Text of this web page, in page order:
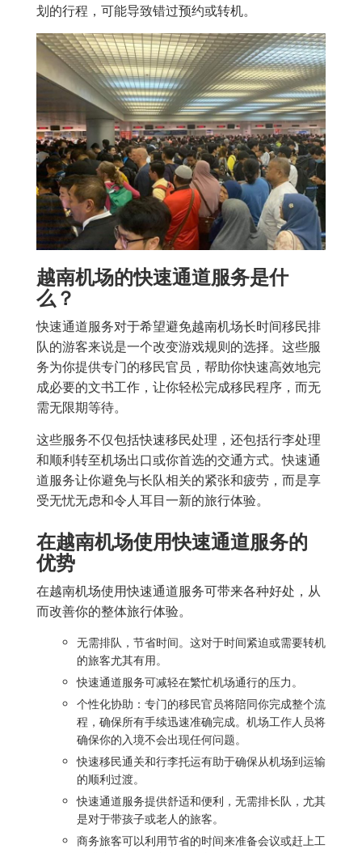
划的行程，可能导致错过预约或转机。
越南机场的快速通道服务是什
么？
快速通道服务对于希望避免越南机场长时间移民排
队的游客来说是一个改变游戏规则的选择。这些服
务为你提供专门的移民官员，帮助你快速高效地完
成必要的文书工作，让你轻松完成移民程序，而无
需无限期等待。
这些服务不仅包括快速移民处理，还包括行李处理
和顺利转至机场出口或你首选的交通方式。快速通
道服务让你避免与长队相关的紧张和疲劳，而是享
受无忧无虑和令人耳目一新的旅行体验。
在越南机场使用快速通道服务的
优势
在越南机场使用快速通道服务可带来各种好处，从
而改善你的整体旅行体验。
无需排队，节省时间。这对于时间紧迫或需要转机
的旅客尤其有用。
快速通道服务可减轻在繁忙机场通行的压力。
个性化协助：专门的移民官员将陪同你完成整个流
程，确保所有手续迅速准确完成。机场工作人员将
确保你的入境不会出现任何问题。
快速移民通关和行李托运有助于确保从机场到运输
的顺利过渡。
快速通道服务提供舒适和便利，无需排长队，尤其
是对于带孩子或老人的旅客。
商务旅客可以利用节省的时间来准备会议或赶上工